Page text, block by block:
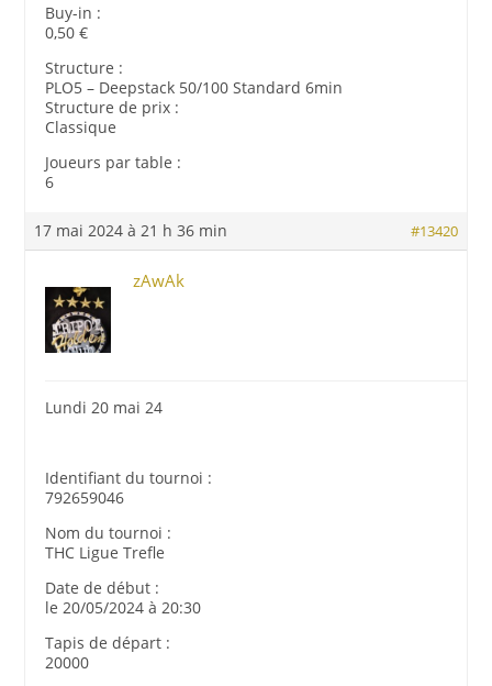
Buy-in :
0,50 €
Structure :
PLO5 – Deepstack 50/100 Standard 6min
Structure de prix :
Classique
Joueurs par table :
6
17 mai 2024 à 21 h 36 min #13420
zAwAk
Lundi 20 mai 24
Identifiant du tournoi :
792659046
Nom du tournoi :
THC Ligue Trefle
Date de début :
le 20/05/2024 à 20:30
Tapis de départ :
20000